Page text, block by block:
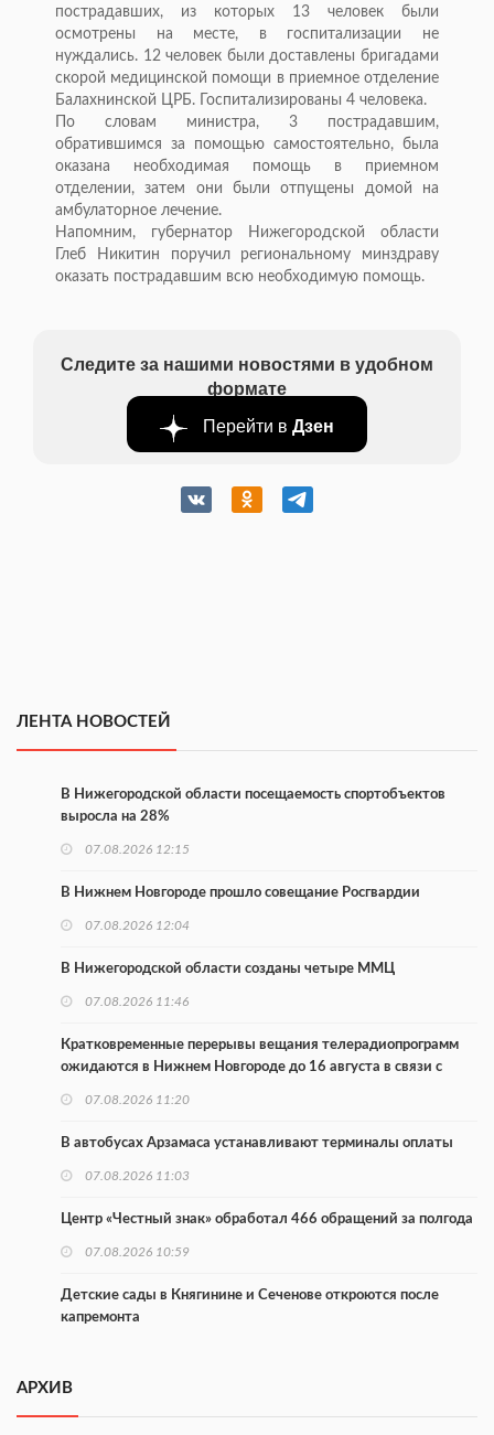
пострадавших, из которых 13 человек были
осмотрены на месте, в госпитализации не
нуждались. 12 человек были доставлены бригадами
скорой медицинской помощи в приемное отделение
Балахнинской ЦРБ. Госпитализированы 4 человека.
По словам министра, 3 пострадавшим,
обратившимся за помощью самостоятельно, была
оказана необходимая помощь в приемном
отделении, затем они были отпущены домой на
амбулаторное лечение.
Напомним, губернатор Нижегородской области
Глеб Никитин поручил региональному минздраву
оказать пострадавшим всю необходимую помощь.
Следите за нашими новостями в удобном
формате
Перейти в Дзен
ЛЕНТА НОВОСТЕЙ
В Нижегородской области посещаемость спортобъектов
выросла на 28%
07.08.2026 12:15
В Нижнем Новгороде прошло совещание Росгвардии
07.08.2026 12:04
В Нижегородской области созданы четыре ММЦ
07.08.2026 11:46
Кратковременные перерывы вещания телерадиопрограмм
ожидаются в Нижнем Новгороде до 16 августа в связи с
07.08.2026 11:20
В автобусах Арзамаса устанавливают терминалы оплаты
07.08.2026 11:03
Центр «Честный знак» обработал 466 обращений за полгода
07.08.2026 10:59
Детские сады в Княгинине и Сеченове откроются после
капремонта
В Сеченовском округе открыт лагерь «Теплый стан»
АРХИВ